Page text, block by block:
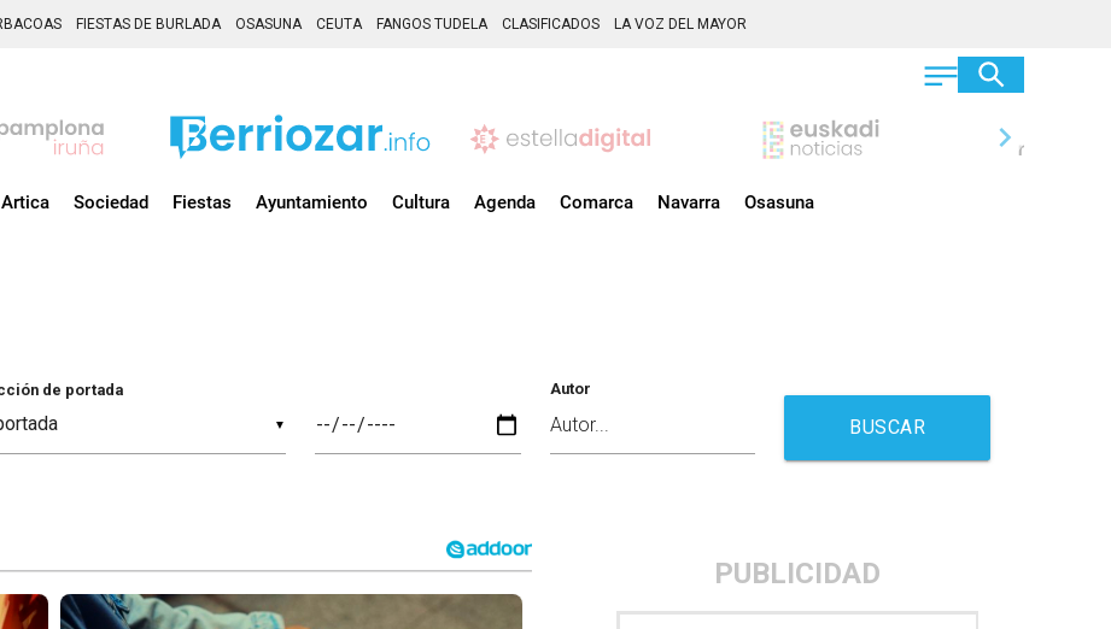
FIESTAS DE BURLADA OSASUNA CEUTA FANGOS TUDELA CLASIFICADOS LA VOZ DEL MAYOR
chevron_right
Artica Sociedad Fiestas Ayuntamiento Cultura Agenda Comarca Navarra Osasuna
▼
de portada Autor
BUSCAR
PUBLICIDAD